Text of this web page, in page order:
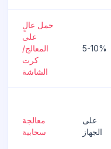
5-10%
حمل عالٍ
على
المعالج/
كرت
الشاشة
على
الجهاز
معالجة
سحابية